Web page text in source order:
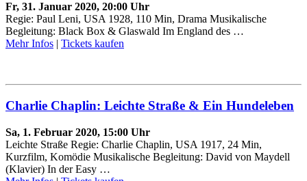
Fr, 31. Januar 2020, 20:00 Uhr
Regie: Paul Leni, USA 1928, 110 Min, Drama Musikalische
Begleitung: Black Box & Glaswald Im England des …
Mehr Infos | Tickets kaufen
Charlie Chaplin: Leichte Straße & Ein Hundeleben
Sa, 1. Februar 2020, 15:00 Uhr
Leichte Straße Regie: Charlie Chaplin, USA 1917, 24 Min,
Kurzfilm, Komödie Musikalische Begleitung: David von Maydell
(Klavier) In der Easy …